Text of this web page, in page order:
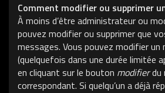
Comment modifier ou supprimer
À moins d’être administrateur ou
pouvez modifier ou supprimer que
messages. Vous pouvez modifier un
(quelquefois dans une durée limitée
en cliquant sur le bouton modifierdu
correspondant. Si quelqu’un a déjà